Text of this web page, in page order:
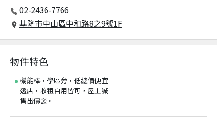
02-2436-7766
基隆市中山區中和路8之9號1F
物件特色
機能棒，學區旁，低總價便宜
透店，收租自用皆可，屋主誠
售出價談。